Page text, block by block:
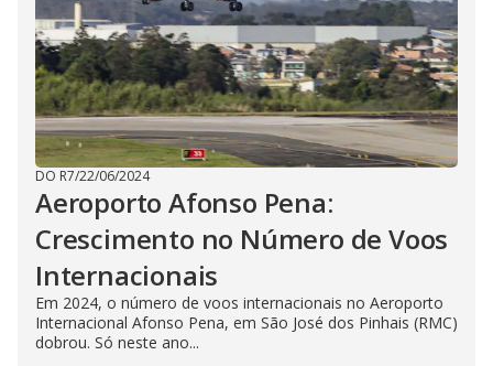
DO R7/22/06/2024
Aeroporto Afonso Pena:
Crescimento no Número de Voos
Internacionais
Em 2024, o número de voos internacionais no Aeroporto
Internacional Afonso Pena, em São José dos Pinhais (RMC)
dobrou. Só neste ano...